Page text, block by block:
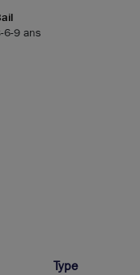
6-9 ans
Type